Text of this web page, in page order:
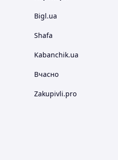
Bigl.ua
Shafa
Kabanchik.ua
Вчасно
Zakupivli.pro